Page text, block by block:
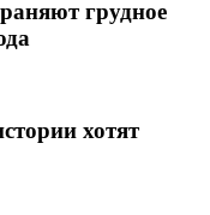
грудное
хотят